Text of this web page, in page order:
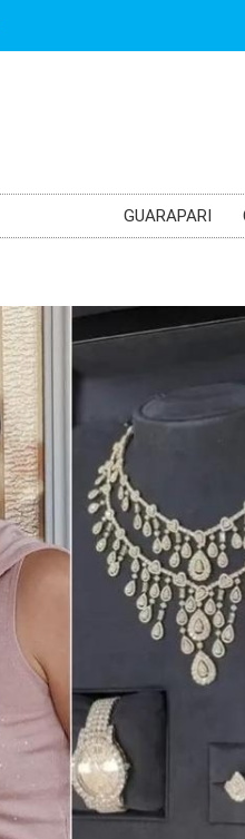
GUARAPARI